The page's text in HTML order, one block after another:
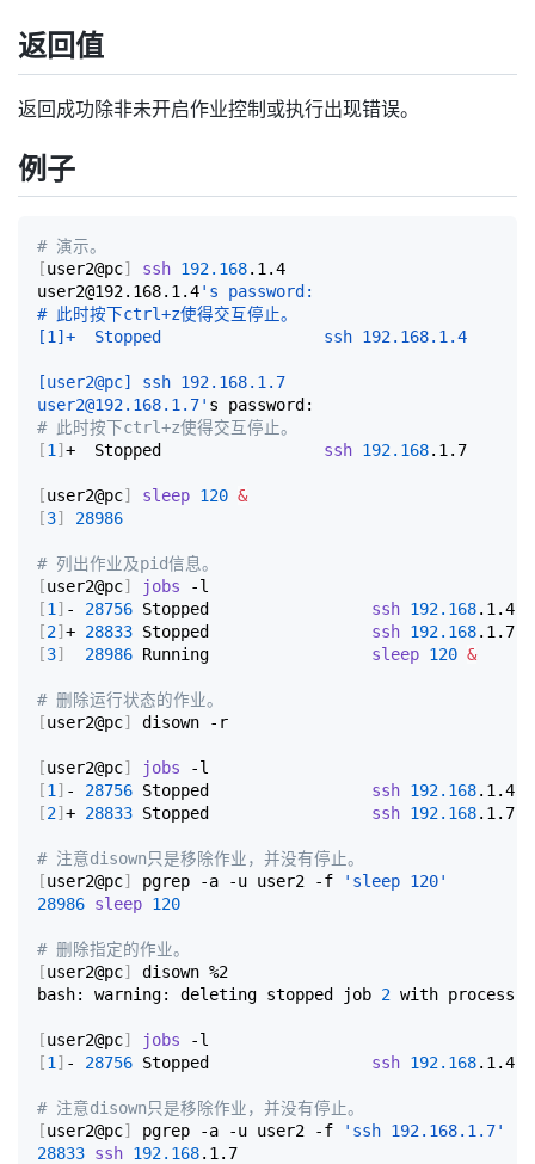
返回值
返回成功除非未开启作业控制或执行出现错误。
例子
# 演示。
[user2@pc] ssh 192.168.1.4
user2@192.168.1.4's password:
# 此时按下ctrl+z使得交互停止。
[1]+  Stopped                 ssh 192.168.1.4
[user2@pc] ssh 192.168.1.7
user2@192.168.1.7'
# 此时按下ctrl+z使得交互停止。
[1 ] +  Stopped ssh 192.168.1.7
[user2@pc] sleep 120 &
[3] 28986
# 列出作业及pid信息。
[user2@pc] jobs
[1 ] - 28756 Stopped ssh 192.168
[2] + 28833 Stopped ssh 192.168
[3] 28986 Running sleep 120 &
# 删除运行状态的作业。
[user2@pc] disown -r
[user2@pc] jobs
[1 ] - 28756 Stopped ssh 192.168
[2] + 28833 Stopped ssh 192.168.1.7
# 注意disown只是移除作业，并没有停止。
[user2@pc] pgrep -a -u user2 -f
'sleep 120'
28986 sleep 120
# 删除指定的作业。
[user2@pc]
disown %2
bash: warning: deleting stopped job 2 with process
[user2@pc] jobs
[1 ] - 28756 Stopped ssh 192.168.1.4
# 注意disown只是移除作业，并没有停止。
[user2@pc] pgrep -a -u user2 -f
'ssh 192.168.1.7'
28833 ssh 192.168.1.7